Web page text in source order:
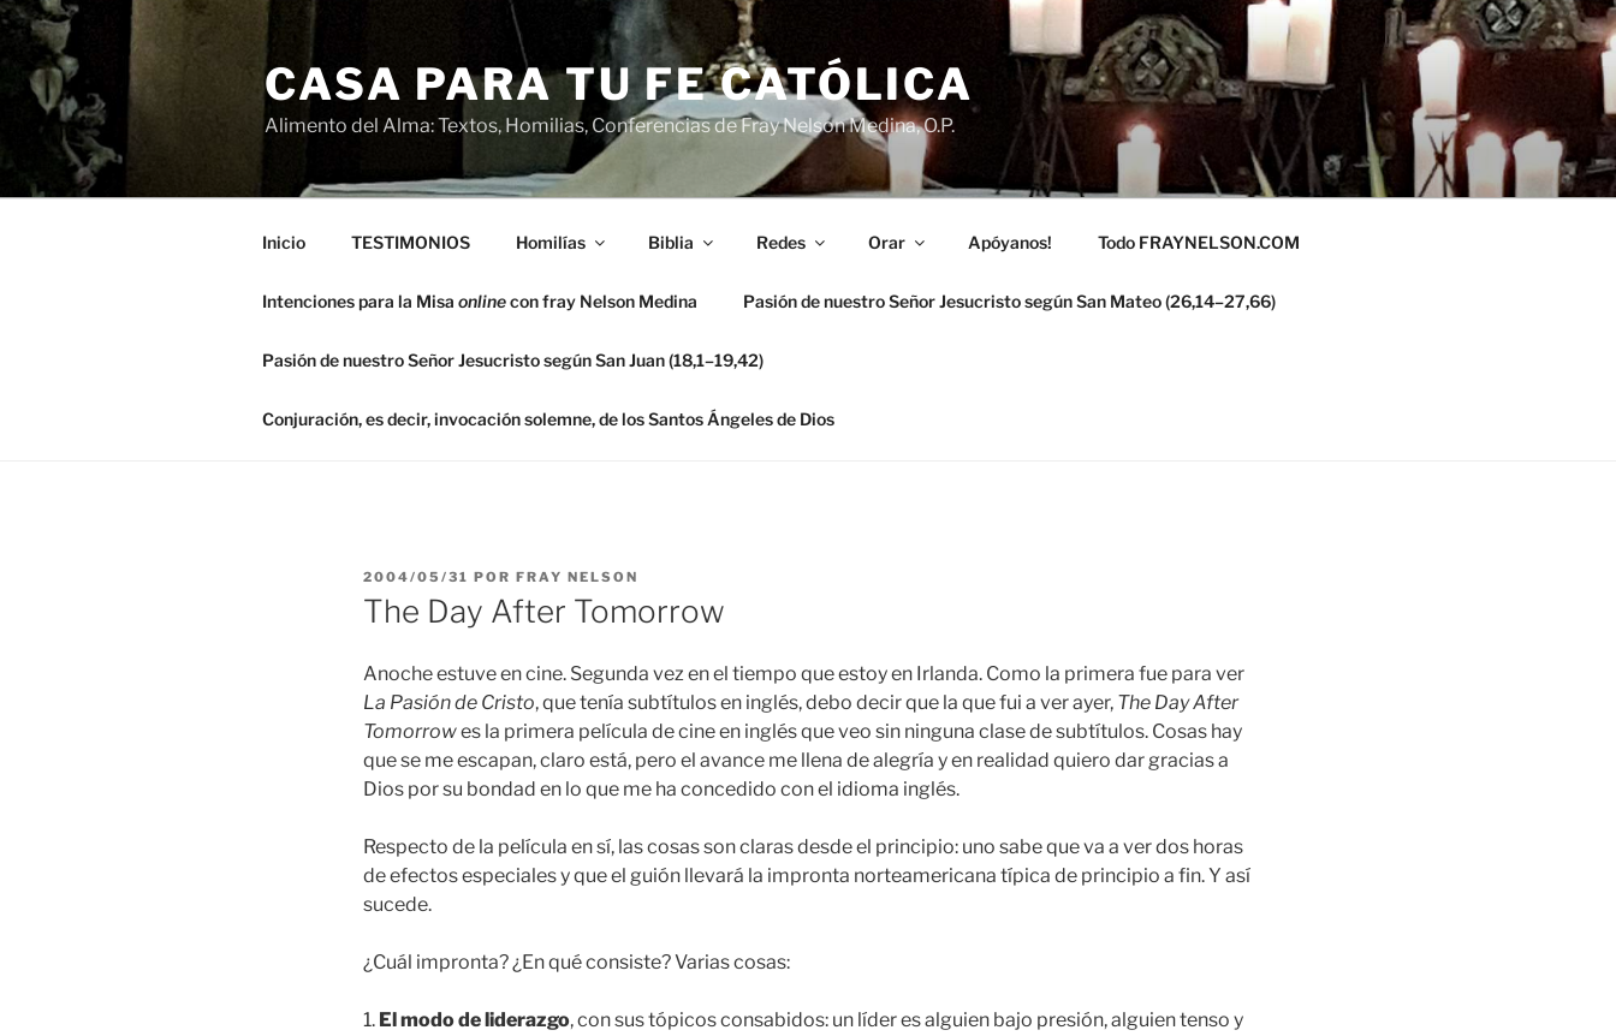
Saltar
contenido
CASA PARA TU FE CATÓLICA
Alimento del Alma: Textos, Homilias, Conferencias de Fray Nelson Medina, O.P.
Inicio TESTIMONIOS Homilías Biblia Redes Orar Apóyanos! Todo FRAYNELSON.COM
Intenciones para la Misa onlinecon fray Nelson Medina Pasión de nuestro Señor Jesucristo según San Mateo (26,14–27,66)
Pasión de nuestro Señor Jesucristo según San Juan (18,1–19,42)
Conjuración, es decir, invocación solemne, de los Santos Ángeles de Dios
PUBLICADO
EL
2004/05/31 POR FRAY NELSON
The Day After Tomorrow
Anoche estuve en cine. Segunda vez en el tiempo que estoy en Irlanda. Como la primera fue para ver
La Pasión de Cristo, que tenía subtítulos en inglés, debo decir que la que fui a ver ayer, The Day After
Tomorrowes la primera película de cine en inglés que veo sin ninguna clase de subtítulos. Cosas hay
que se me escapan, claro está, pero el avance me llena de alegría y en realidad quiero dar gracias a
Dios por su bondad en lo que me ha concedido con el idioma inglés.
Respecto de la película en sí, las cosas son claras desde el principio: uno sabe que va a ver dos horas
de efectos especiales y que el guión llevará la impronta norteamericana típica de principio a fin. Y así
sucede.
¿Cuál impronta? ¿En qué consiste? Varias cosas:
1. El modo de liderazgo, con sus tópicos consabidos: un líder es alguien bajo presión, alguien tenso y